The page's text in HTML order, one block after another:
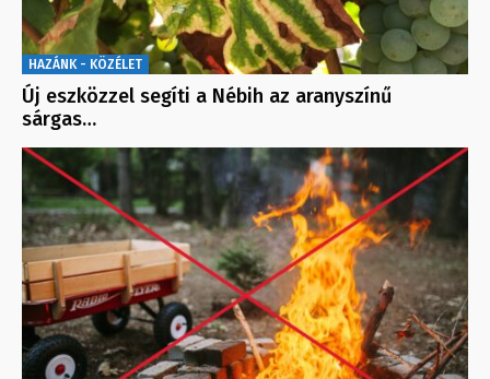
HAZÁNK - KÖZÉLET
Új eszközzel segíti a Nébih az aranyszínű
sárgas…